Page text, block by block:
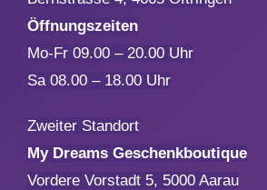
Öffnungszeiten
Mo-Fr 09.00 – 20.00 Uhr
Sa 08.00 – 18.00 Uhr
Zweiter Standort
My Dreams Geschenkboutique
Vordere Vorstadt 5, 5000 Aarau